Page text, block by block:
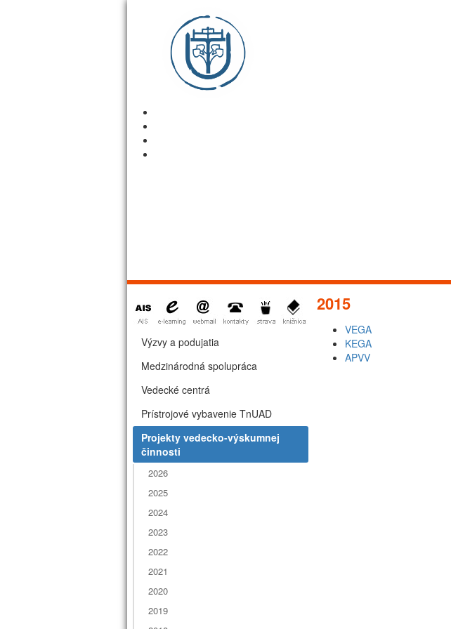
2015
VEGA
KEGA
APVV
Výzvy a podujatia
Medzinárodná spolupráca
Vedecké centrá
Prístrojové vybavenie TnUAD
Projekty vedecko-výskumnej
činnosti
2026
2025
2024
2023
2022
2021
2020
2019